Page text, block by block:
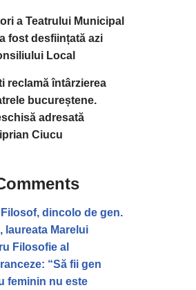
a Teatrului Municipal
fost desființată azi
Local
reclamă întârzierea
bucureștene.
adresată
Ciucu
Filosof, dincolo de gen.
laureata Marelui
Filosofie al
“Să fii gen
feminin nu este